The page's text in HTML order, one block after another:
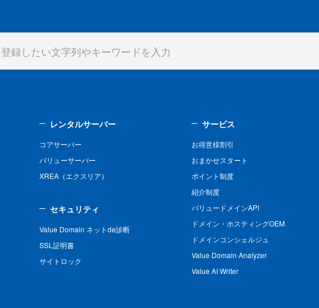
レンタルサーバー
コアサーバー
バリューサーバー
XREA（エクスリア）
セキュリティ
Value Domain ネットde診断
SSL証明書
サイトロック
サービス
お得意様割引
おまかせスタート
ポイント制度
紹介制度
バリュードメインAPI
ドメイン・ホスティングOEM
ドメインコンシェルジュ
Value Domain Analyzer
Value AI Writer